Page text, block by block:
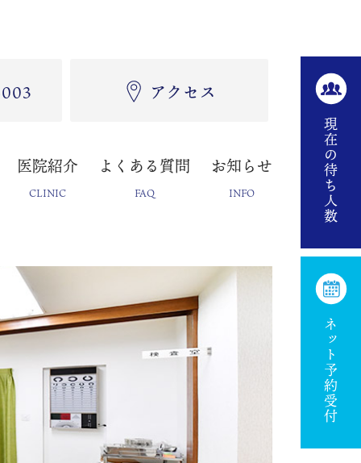
現在の待ち人数
ネット予約受付
アクセス
医院紹介
CLINIC
よくある質問
FAQ
お知らせ
INFO